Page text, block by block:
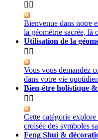
 
Bienvenue dans notre
la géométrie sacrée, là
Utilisation de la
 
Vous vous demandez
dans votre vie
Bien-être holistique
 
Cette catégorie
croisée des symboles
Feng Shui &